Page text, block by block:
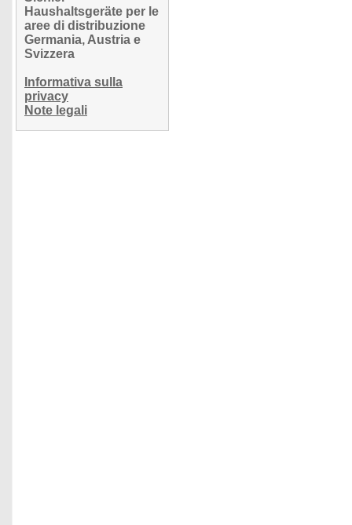
Haushaltsgeräte per le
aree di distribuzione
Germania, Austria e
Svizzera
Informativa sulla
privacy
Note legali